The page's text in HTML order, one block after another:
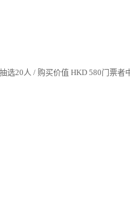
选20 人 / 购买价值 HKD 580门票者